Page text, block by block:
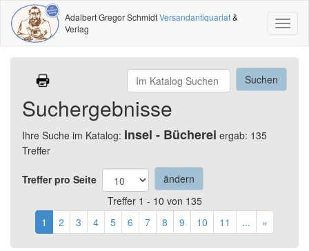
Adalbert Gregor SchmidtVersandantiquariat&
Verlag
Suchergebnisse
Ihre Suche im Katalog: Insel - Bücherei ergab: 135
Treffer
Treffer pro Seite
Treffer 1 - 10 von 135
1
2 3 4 5 6 7 8 9 10 11 ... »